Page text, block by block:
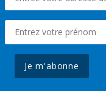
Je m'abonne